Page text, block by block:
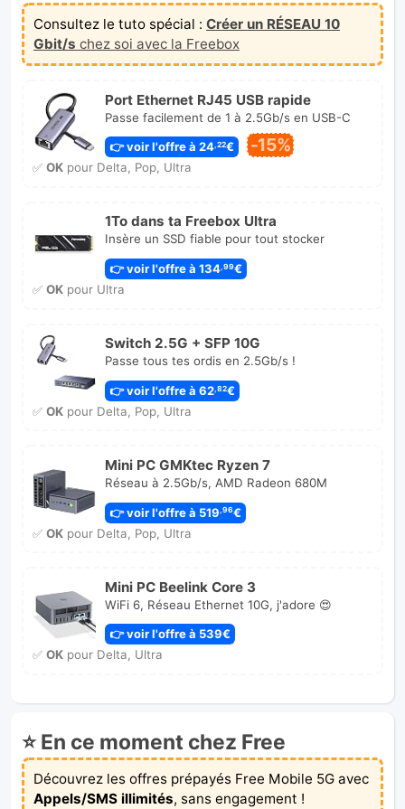
Consultez le tuto spécial : Créer un RÉSEAU 10
Gbit/s chez soi avec la Freebox
Port Ethernet RJ45 USB rapide
Passe facilement de 1 à 2.5Gb/s en USB-C
👉 voir l'offre à 24,22€ -15%
✅ OKpour Delta, Pop, Ultra
1To dans ta Freebox Ultra
Insère un SSD fiable pour tout stocker
👉 voir l'offre à 134 ,99€
✅ OKpour Ultra
Switch 2.5G + SFP 10G
Passe tous tes ordis en 2.5Gb/s !
👉 voir l'offre à 62,82€
✅ OKpour Delta, Pop, Ultra
Mini PC GMKtec Ryzen 7
Réseau à 2.5Gb/s, AMD Radeon 680M
👉 voir l'offre à 519,96€
✅ OKpour Delta, Pop, Ultra
Mini PC Beelink Core 3
WiFi 6, Réseau Ethernet 10G, j'adore 😍
👉 voir l'offre à 539€
✅ OKpour Delta, Ultra
⭐ En ce moment chez Free
Découvrez les offres prépayés Free Mobile 5G avec
Appels/SMS illimités, sans engagement !